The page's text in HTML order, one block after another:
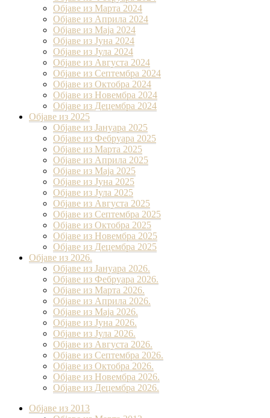
Објаве из Марта 2024
Објаве из Априла 2024
Објаве из Маја 2024
Објаве из Јуна 2024
Објаве из Јула 2024
Објаве из Августа 2024
Објаве из Септембра 2024
Објаве из Октобра 2024
Објаве из Новембра 2024
Објаве из Децембра 2024
Објаве из 2025
Објаве из Јануара 2025
Објаве из Фебруара 2025
Објаве из Марта 2025
Објаве из Априла 2025
Објаве из Маја 2025
Објаве из Јуна 2025
Објаве из Јула 2025
Објаве из Августа 2025
Објаве из Септембра 2025
Објаве из Октобра 2025
Објаве из Новембра 2025
Објаве из Децембра 2025
Објаве из 2026.
Објаве из Јануара 2026.
Објаве из Фебруара 2026.
Објаве из Марта 2026.
Објаве из Априла 2026.
Објаве из Маја 2026.
Објаве из Јуна 2026.
Објаве из Јула 2026.
Објаве из Августа 2026.
Објаве из Септембра 2026.
Објаве из Октобра 2026.
Објаве из Новембра 2026.
Објаве из Децембра 2026.
Објаве из 2013